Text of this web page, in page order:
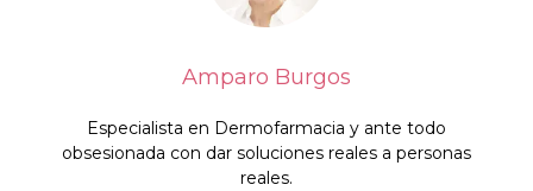
Amparo Burgos
Especialista en Dermofarmacia y ante todo
obsesionada con dar soluciones reales a personas
reales.